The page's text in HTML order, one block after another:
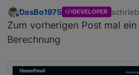
DasBo1975 DEVELOPER
zuletzt
Zum vorherigen Post mal
Berechnung